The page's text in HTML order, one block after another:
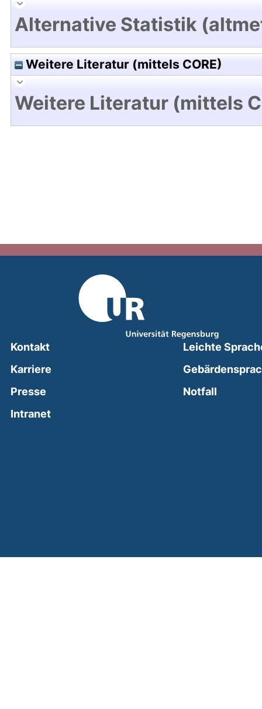
Alternative Statistik
Weitere Literatur (mittels CORE)
Weitere Literatur (mittels
Kontakt
Karriere
Presse
Intranet(external link, opens in a new window)
Leichte
Notfall